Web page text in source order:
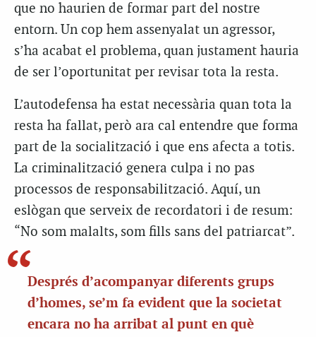
que no haurien de formar part del nostre
entorn. Un cop hem assenyalat un agressor,
s’ha acabat el problema, quan justament hauria
de ser l’oportunitat per revisar tota la resta.
L’autodefensa ha estat necessària quan tota la
resta ha fallat, però ara cal entendre que forma
part de la socialització i que ens afecta a totis.
La criminalització genera culpa i no pas
processos de responsabilització. Aquí, un
eslògan que serveix de recordatori i de resum:
“No som malalts, som fills sans del patriarcat”.
Després d’acompanyar diferents grups
d’homes, se’m fa evident que la societat
encara no ha arribat al punt en què